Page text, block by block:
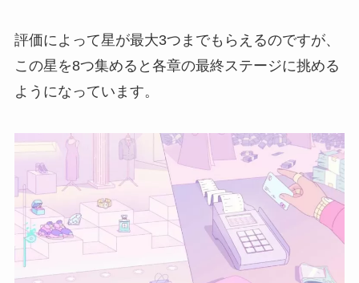
評価によって星が最大3つまでもらえるのですが、
この星を8つ集めると各章の最終ステージに挑める
ようになっています。